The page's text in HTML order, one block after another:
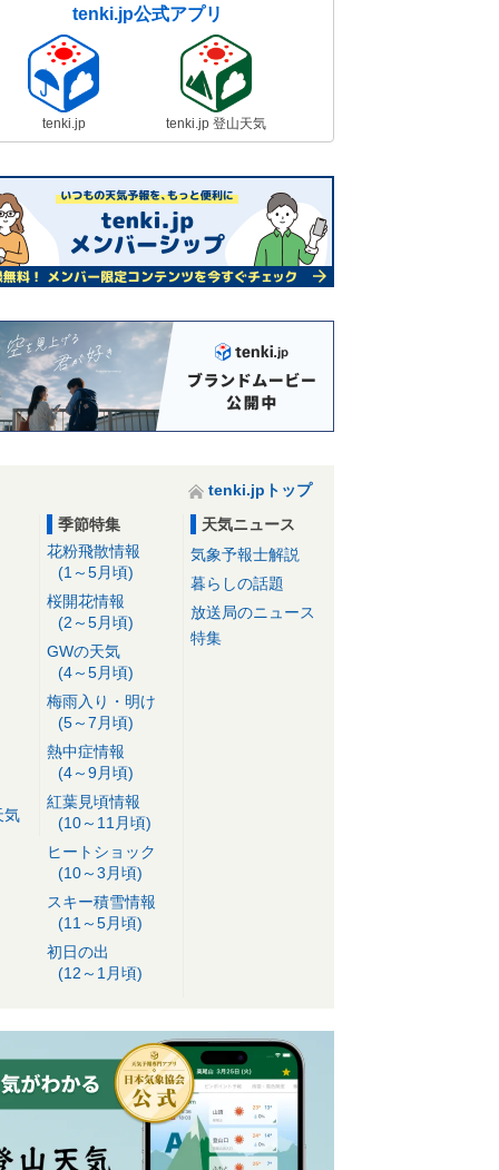
tenki.jp公式アプリ
tenki.jp tenki.jp 登山天気
tenki.jpトップ
気
季節特集
花粉飛散情報
(1～5月頃)
桜開花情報
(2～5月頃)
GWの天気
(4～5月頃)
梅雨入り・明け
(5～7月頃)
熱中症情報
(4～9月頃)
紅葉見頃情報
(10～11月頃)
ヒートショック
(10～3月頃)
スキー積雪情報
(11～5月頃)
初日の出
(12～1月頃)
天気ニュース
気象予報士解説
暮らしの話題
放送局のニュース
特集